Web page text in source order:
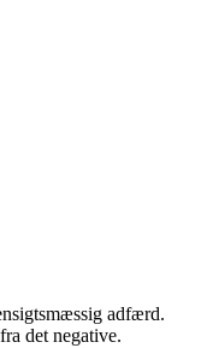
adfærd.
det negative.